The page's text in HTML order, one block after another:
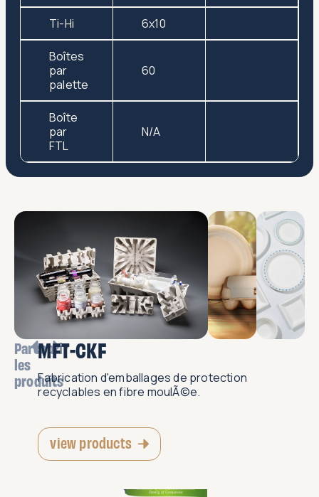
Ti-Hi 6x10
Boîtes
par
palette
60
Boîte
par
FTL
N/A
Parcourir
les
produits
MFT-CKF
Fabrication d'emballages de protection
recyclables en fibre moulÃ©e.
view products